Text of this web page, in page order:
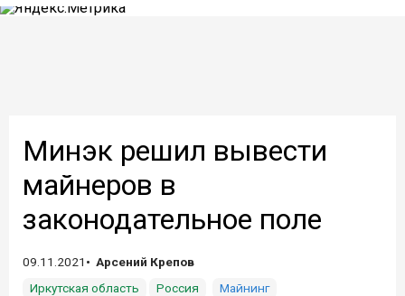
Минэк решил вывести
майнеров в
законодательное поле
09.11.2021
Арсений Крепов
Иркутская область
Россия Майнинг